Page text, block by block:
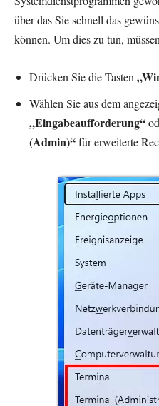
über das Sie schnell das
können. Um dies zu tun,
Drücken Sie die Tasten
Wählen Sie aus dem
„Eingabeaufforderung“
(Admin)“für erweiterte